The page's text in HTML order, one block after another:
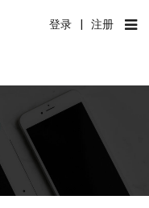
登录 | 注册